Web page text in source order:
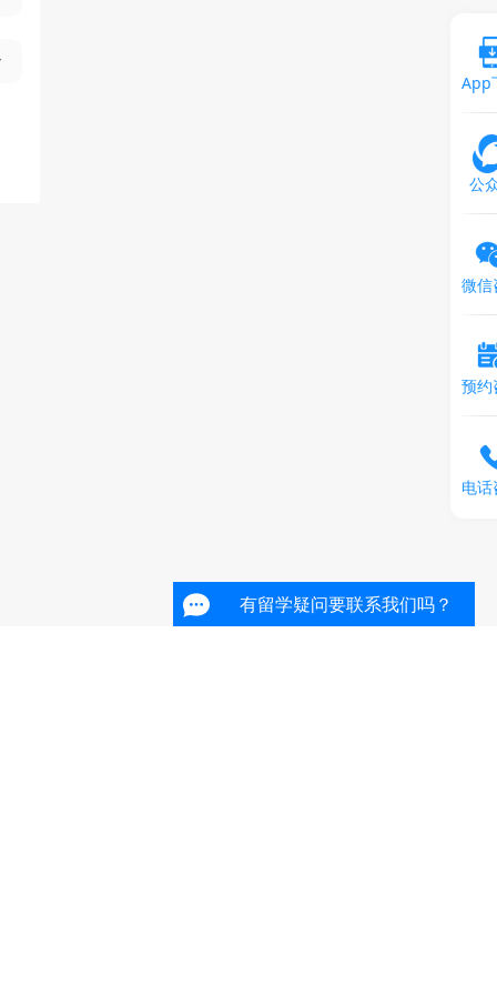
App
公
微信
预约
电话
有留学疑问要联系我们吗？